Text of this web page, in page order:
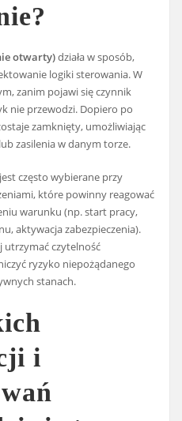
otwarty)działa w sposób,
logiki sterowania. W
zanim pojawi się czynnik
nie przewodzi. Dopiero po
zamknięty, umożliwiając
zasilenia w danym torze.
często wybierane przy
które powinny reagować
warunku (np. start pracy,
aktywacja zabezpieczenia).
utrzymać czytelność
ryzyko niepożądanego
stanach.
i